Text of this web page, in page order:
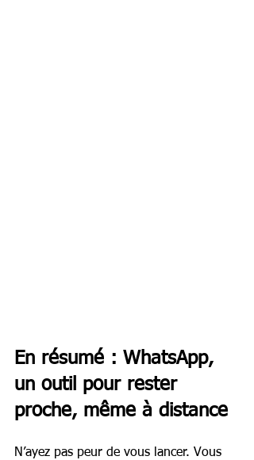
En résumé : WhatsApp,
un outil pour rester
proche, même à distance
N’ayez pas peur de vous lancer. Vous